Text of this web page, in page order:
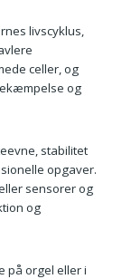
livscyklus,
celler, og
og
stabilitet
opgaver.
sensorer og
og
på orgel eller i